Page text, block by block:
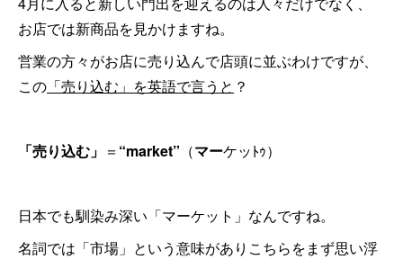
お店では新商品を見かけますね。
営業の方々がお店に売り込んで店頭に並ぶわけですが、
この 「売り込む」を英語で言うと ？
「売り込む」 ＝ “market” （マーケッﾄｩ）
日本でも馴染み深い「マーケット」なんですね。
名詞では「市場」という意味がありこちらをまず思い浮